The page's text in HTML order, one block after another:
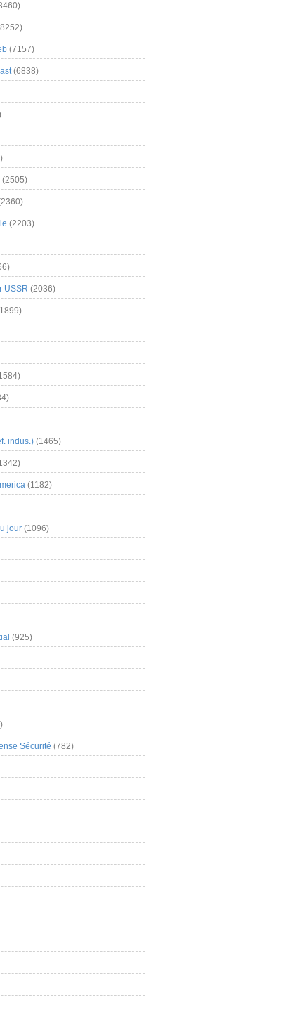
(7157)
(6838)
(2505)
(2203)
USSR (2036)
indus.) (1465)
(1182)
jour (1096)
(925)
Sécurité (782)